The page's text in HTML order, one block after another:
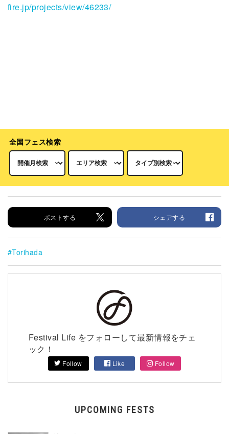
fire.jp/projects/view/46233/
全国フェス検索
ポストする シェアする
Torihada
Festival Life をフォローして最新情報をチェ
ック！
Follow Like Follow
UPCOMING FESTS